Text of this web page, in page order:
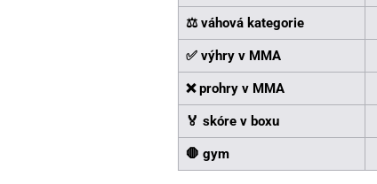
⚖ váhová kategorie
✅ výhry v MMA
❌ prohry v MMA
🏅 skóre v boxu
🛑 gym